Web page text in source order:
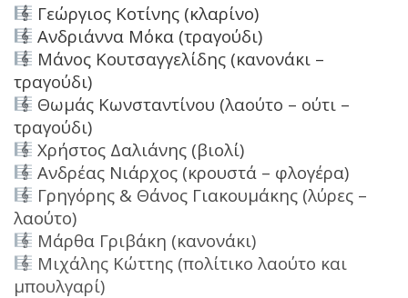
Γεώργιος Κοτίνης (κλαρίνο)
Ανδριάννα Μόκα (τραγούδι)
Μάνος Κουτσαγγελίδης (κανονάκι –
τραγούδι)
Θωμάς Κωνσταντίνου (λαούτο – ούτι –
τραγούδι)
Χρήστος Δαλιάνης (βιολί)
Ανδρέας Νιάρχος (κρουστά – φλογέρα)
Γρηγόρης & Θάνος Γιακουμάκης (λύρες –
λαούτο)
Μάρθα Γριβάκη (κανονάκι)
Μιχάλης Κώττης (πολίτικο λαούτο και
μπουλγαρί)